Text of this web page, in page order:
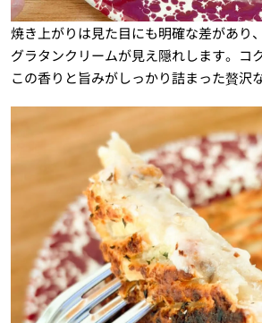
焼き上がりは見た目にも明確な差があり
グラタンクリームが見え隠れします。コ
この香りと旨みがしっかり詰まった贅沢